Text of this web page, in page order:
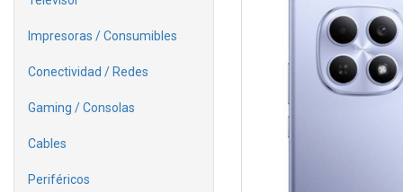
Impresoras / Consumibles
Conectividad / Redes
Gaming / Consolas
Cables
Periféricos